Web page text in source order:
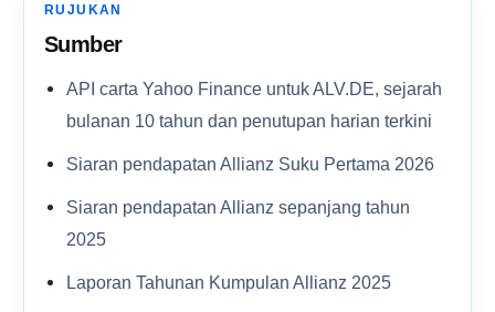
RUJUKAN
Sumber
API carta Yahoo Finance untuk ALV.DE, sejarah
bulanan 10 tahun dan penutupan harian terkini
Siaran pendapatan Allianz Suku Pertama 2026
Siaran pendapatan Allianz sepanjang tahun
2025
Laporan Tahunan Kumpulan Allianz 2025